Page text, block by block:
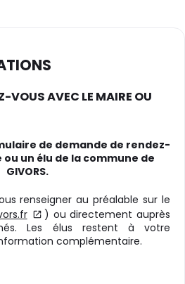
VOUS AVEC LE MAIRE OU
de demande de rendez-
un élu de la commune de
GIVORS.
renseigner au préalable sur le
) ou directement auprès
Les élus restent à votre
complémentaire.